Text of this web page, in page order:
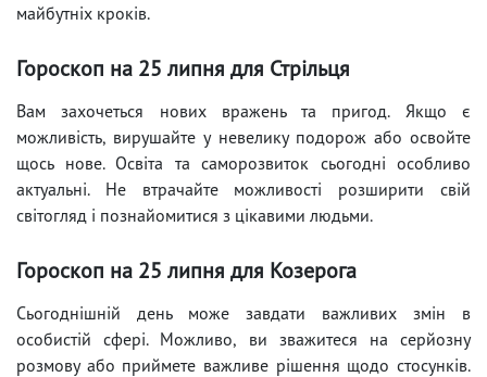
майбутніх кроків.
Гороскоп на 25 липня для Стрільця
Вам захочеться нових вражень та пригод. Якщо є
можливість, вирушайте у невелику подорож або освойте
щось нове. Освіта та саморозвиток сьогодні особливо
актуальні. Не втрачайте можливості розширити свій
світогляд і познайомитися з цікавими людьми.
Гороскоп на 25 липня для Козерога
Сьогоднішній день може завдати важливих змін в
особистій сфері. Можливо, ви зважитеся на серйозну
розмову або приймете важливе рішення щодо стосунків.